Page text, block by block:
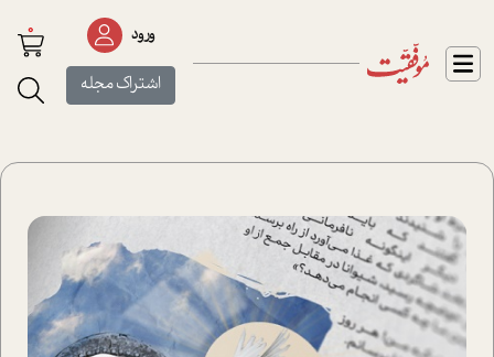
ورود
اشتراک مجله
0